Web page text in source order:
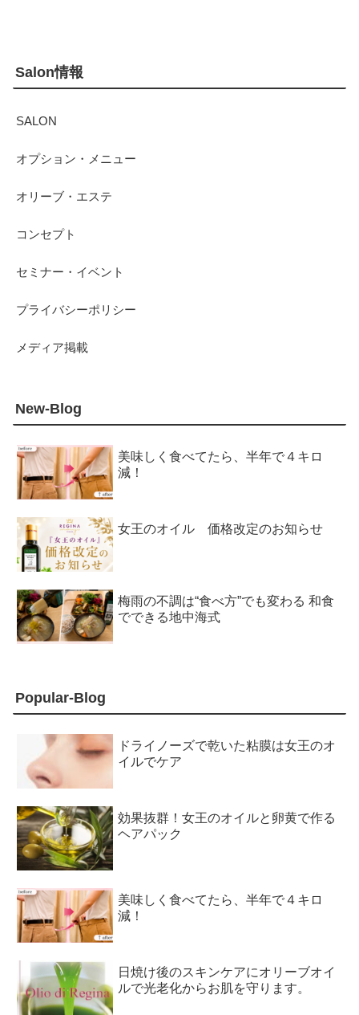
Salon情報
SALON
オプション・メニュー
オリーブ・エステ
コンセプト
セミナー・イベント
プライバシーポリシー
メディア掲載
New-Blog
美味しく食べてたら、半年で４キロ
減！
女王のオイル 価格改定のお知らせ
梅雨の不調は“食べ方”でも変わる 和食
でできる地中海式
Popular-Blog
ドライノーズで乾いた粘膜は女王のオ
イルでケア
効果抜群！女王のオイルと卵黄で作る
ヘアパック
美味しく食べてたら、半年で４キロ
減！
日焼け後のスキンケアにオリーブオイ
ルで光老化からお肌を守ります。